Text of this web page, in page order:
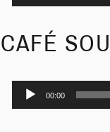
Player
CAFÉ
Audio-
Player
00:00